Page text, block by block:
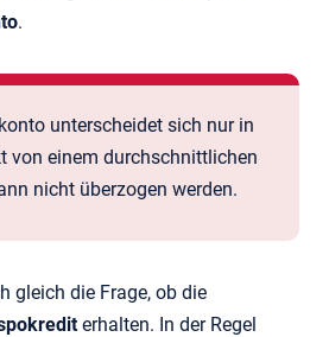
.
unterscheidet sich nur in
von einem durchschnittlichen
nicht überzogen werden.
gleich die Frage, ob die
erhalten. In der Regel